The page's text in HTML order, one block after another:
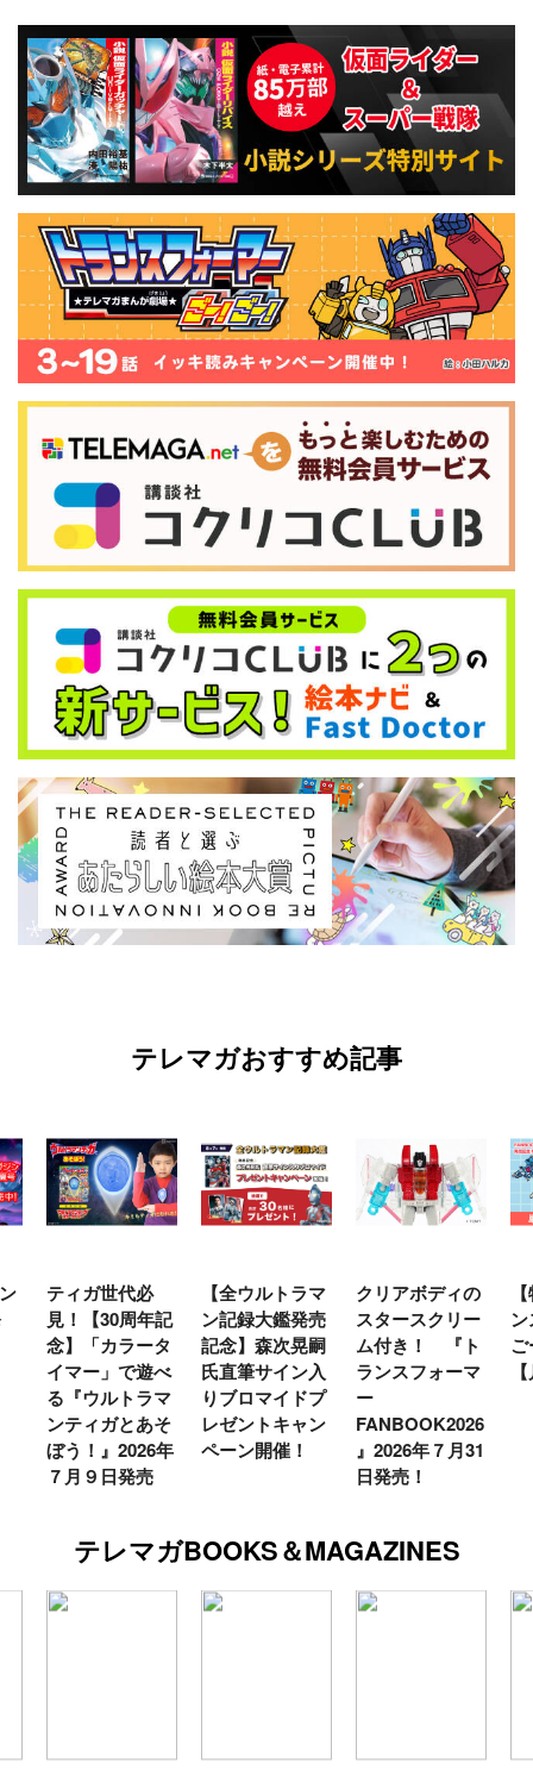
テレマガおすすめ記事
ティガ世代必
見！【30周年記
念】「カラータ
イマー」で遊べ
る『ウルトラマ
ンティガとあそ
ぼう！』2026年
７月９日発売
【全ウルトラマ
ン記録大鑑発売
記念】森次晃嗣
氏直筆サイン入
りブロマイドプ
レゼントキャン
ペーン開催！
クリアボディの
スタースクリー
ム付き！ 『ト
ランスフォーマ
ー
FANBOOK2026
』2026年７月31
日発売！
テレマガBOOKS＆MAGAZINES